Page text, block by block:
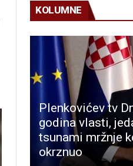
KOLUMNE
Plenkovićev tv
godina vlasti,
tsunami mržnje
okrznuo